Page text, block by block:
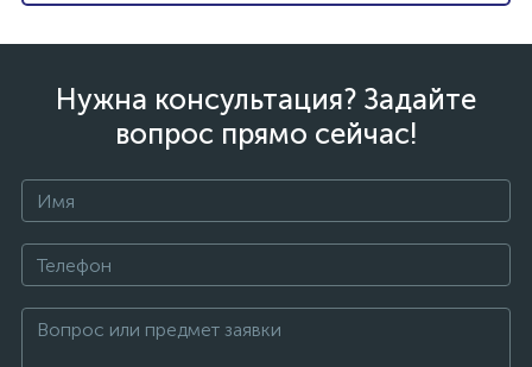
Нужна консультация? Задайте
вопрос прямо сейчас!